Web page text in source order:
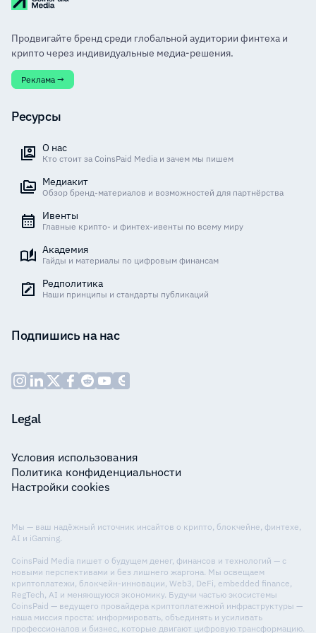
Продвигайте бренд среди глобальной аудитории финтеха и
крипто через индивидуальные медиа-решения.
Реклама →
Ресурсы
О нас
Кто стоит за CoinsPaid Media и зачем мы пишем
Медиакит
Обзор бренд-материалов и возможностей для партнёрства
Ивенты
Главные крипто- и финтех-ивенты по всему миру
Академия
Гайды и материалы по цифровым финансам
Редполитика
Наши принципы и стандарты публикаций
Подпишись на нас
Legal
Условия использования
Политика конфиденциальности
Настройки cookies
Мы — ваш надёжный источник инсайтов о крипто, блокчейне, финтехе,
AI и iGaming.
CoinsPaid Media пишет о будущем денег, финансов и технологий — с
новыми перспективами и без лишнего жаргона. Мы освещаем
криптоплатежи, блокчейн-инновации, Web3, DeFi, embedded finance,
RegTech, AI и меняющуюся экономику. Будучи частью экосистемы
CoinsPaid — ведущего провайдера криптоплатежной инфраструктуры —
наша миссия проста: информировать, объединять и усиливать
профессионалов и бизнес, которые двигают цифровую трансформацию.